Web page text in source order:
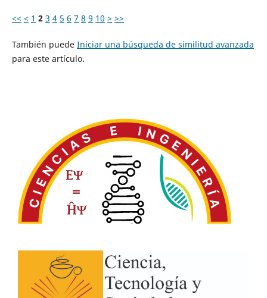
<< < 1 2 3 4 5 6 7 8 9 10 > >>
También puede Iniciar una búsqueda de similitud avanzada
para este artículo.